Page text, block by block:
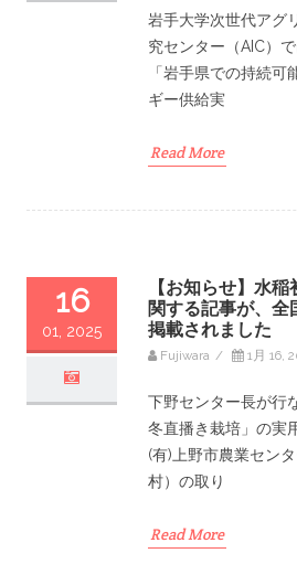
岩手大学次世代アグ
究センター（AIC）
「岩手県での持続
ギー供給実
Read More
16
01, 2025
【お知らせ】水
関する記事が、全
掲載されました
Fujiwara / 1月 16,
下野センター長が行
冬直播き栽培」の実
(有)上野市農業セン
村）の取り
Read More